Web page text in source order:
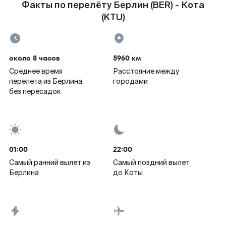
Факты по перелёту Берлин (BER) - Кота
(KTU)
около 8 часов
Среднее время
перелета из Берлина
без пересадок
5960 км
Расстояние между
городами
01:00
Самый ранний вылет из
Берлина
22:00
Самый поздний вылет
до Коты